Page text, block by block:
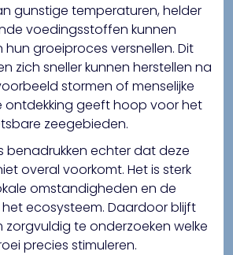
gunstige temperaturen, helder
voedingsstoffen kunnen
groeiproces versnellen. Dit
zich sneller kunnen herstellen na
stormen of menselijke
ontdekking geeft hoop voor het
zeegebieden.
benadrukken echter dat deze
overal voorkomt. Het is sterk
omstandigheden en de
ecosysteem. Daardoor blijft
zorgvuldig te onderzoeken welke
precies stimuleren.